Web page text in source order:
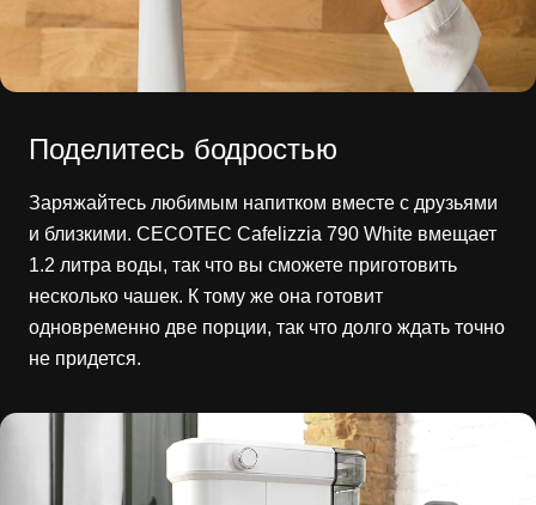
Поделитесь бодростью
Заряжайтесь любимым напитком вместе с друзьями
и близкими. CECOTEC Cafelizzia 790 White вмещает
1.2 литра воды, так что вы сможете приготовить
несколько чашек. К тому же она готовит
одновременно две порции, так что долго ждать точно
не придется.